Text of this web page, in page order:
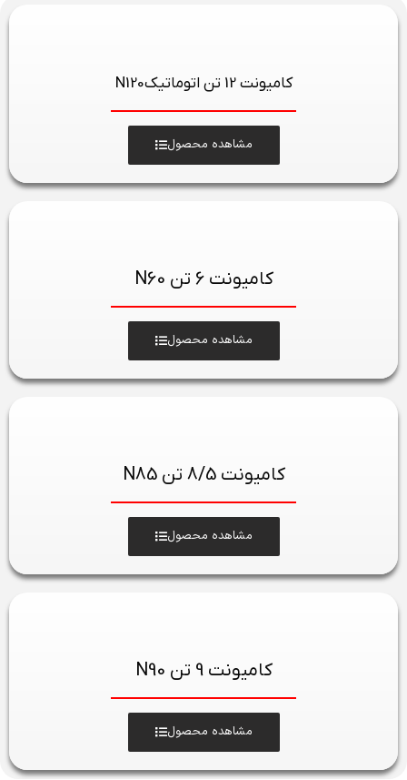
کامیونت 12 تن اتوماتیکN120
مشاهده محصول
کامیونت 6 تن N60
مشاهده محصول
کامیونت 8/5 تن N85
مشاهده محصول
کامیونت 9 تن N90
مشاهده محصول